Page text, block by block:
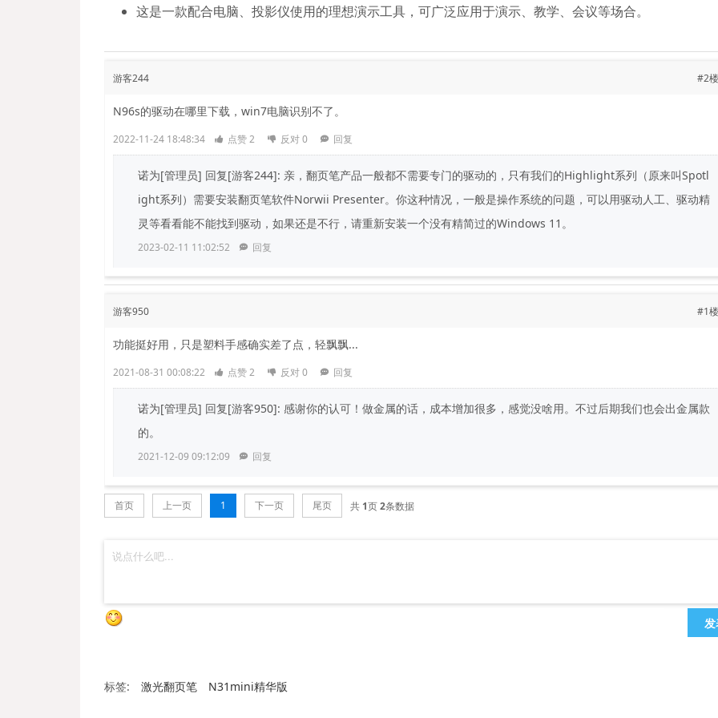
这是一款配合电脑、投影仪使用的理想演示工具，可广泛应用于演示、教学、会议等场合。
游客244 #2楼
N96s的驱动在哪里下载，win7电脑识别不了。
2022-11-24 18:48:34 点赞2 反对0 回复
诺为[管理员] 回复[游客244]: 亲，翻页笔产品一般都不需要专门的驱动的，只有我们的Highlight系列（原来叫Spotl
ight系列）需要安装翻页笔软件Norwii Presenter。你这种情况，一般是操作系统的问题，可以用驱动人工、驱动精
灵等看看能不能找到驱动，如果还是不行，请重新安装一个没有精简过的Windows 11。
2023-02-11 11:02:52 回复
游客950 #1楼
功能挺好用，只是塑料手感确实差了点，轻飘飘...
2021-08-31 00:08:22 点赞2 反对0 回复
诺为[管理员] 回复[游客950]: 感谢你的认可！做金属的话，成本增加很多，感觉没啥用。不过后期我们也会出金属款
的。
2021-12-09 09:12:09 回复
首页 上一页 1 下一页 尾页 共 1页2条数据
标签: 激光翻页笔 N31mini精华版